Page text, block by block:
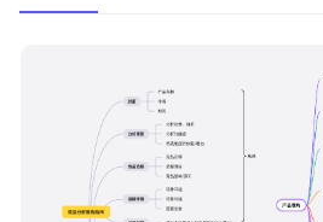
知识分享社区
boardmix